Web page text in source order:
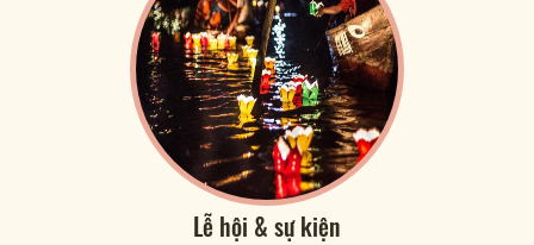
Lễ hội & sự kiện